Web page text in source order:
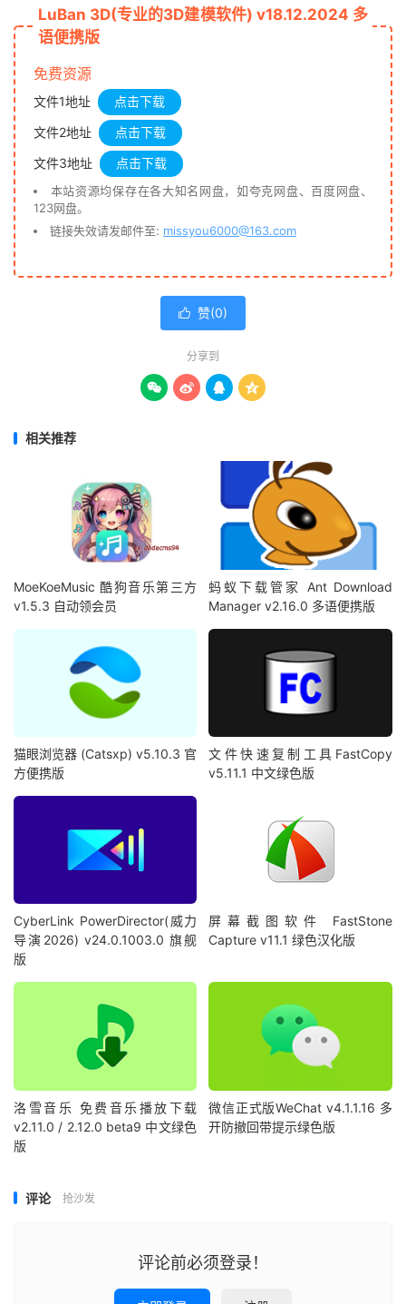
LuBan 3D(专业的3D建模软件) v18.12.2024 多
语便携版
免费资源
文件1地址
点击下载
文件2地址
点击下载
文件3地址
点击下载
本站资源均保存在各大知名网盘，如夸克网盘、百度网盘、
123网盘。
链接失效请发邮件至: missyou6000@163.com
 赞(0)
分享到
   
相关推荐
MoeKoeMusic 酷狗音乐第三方
v1.5.3 自动领会员
蚂蚁下载管家 Ant Download
Manager v2.16.0 多语便携版
猫眼浏览器 (Catsxp) v5.10.3 官
方便携版
文件快速复制工具FastCopy
v5.11.1 中文绿色版
CyberLink PowerDirector(威力
导演2026) v24.0.1003.0 旗舰
版
屏幕截图软件 FastStone
Capture v11.1 绿色汉化版
洛雪音乐 免费音乐播放下载
v2.11.0 / 2.12.0 beta9 中文绿色
版
微信正式版WeChat v4.1.1.16 多
开防撤回带提示绿色版
评论 抢沙发
评论前必须登录！